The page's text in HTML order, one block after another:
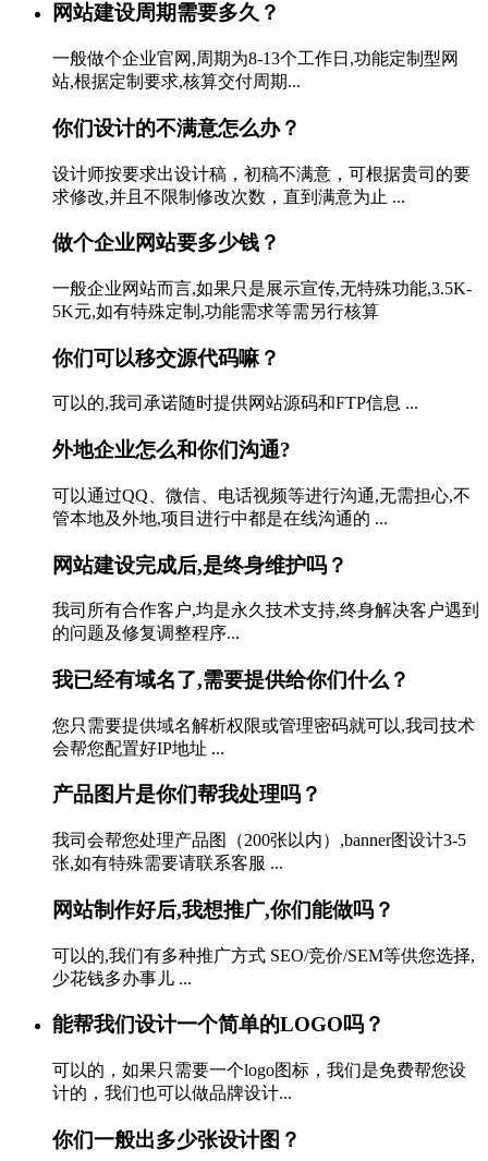
网站建设周期需要多久？
一般做个企业官网,周期为8-13个工作日,功能定制型网
站,根据定制要求,核算交付周期...
你们设计的不满意怎么办？
设计师按要求出设计稿，初稿不满意，可根据贵司的要
求修改,并且不限制修改次数，直到满意为止 ...
做个企业网站要多少钱？
一般企业网站而言,如果只是展示宣传,无特殊功能,3.5K-
5K元,如有特殊定制,功能需求等需另行核算
你们可以移交源代码嘛？
可以的,我司承诺随时提供网站源码和FTP信息 ...
外地企业怎么和你们沟通?
可以通过QQ、微信、电话视频等进行沟通,无需担心,不
管本地及外地,项目进行中都是在线沟通的 ...
网站建设完成后,是终身维护吗？
我司所有合作客户,均是永久技术支持,终身解决客户遇到
的问题及修复调整程序...
我已经有域名了,需要提供给你们什么？
您只需要提供域名解析权限或管理密码就可以,我司技术
会帮您配置好IP地址 ...
产品图片是你们帮我处理吗？
我司会帮您处理产品图（200张以内）,banner图设计3-5
张,如有特殊需要请联系客服 ...
网站制作好后,我想推广,你们能做吗？
可以的,我们有多种推广方式 SEO/竞价/SEM等供您选择,
少花钱多办事儿 ...
能帮我们设计一个简单的LOGO吗？
可以的，如果只需要一个logo图标，我们是免费帮您设
计的，我们也可以做品牌设计...
你们一般出多少张设计图？